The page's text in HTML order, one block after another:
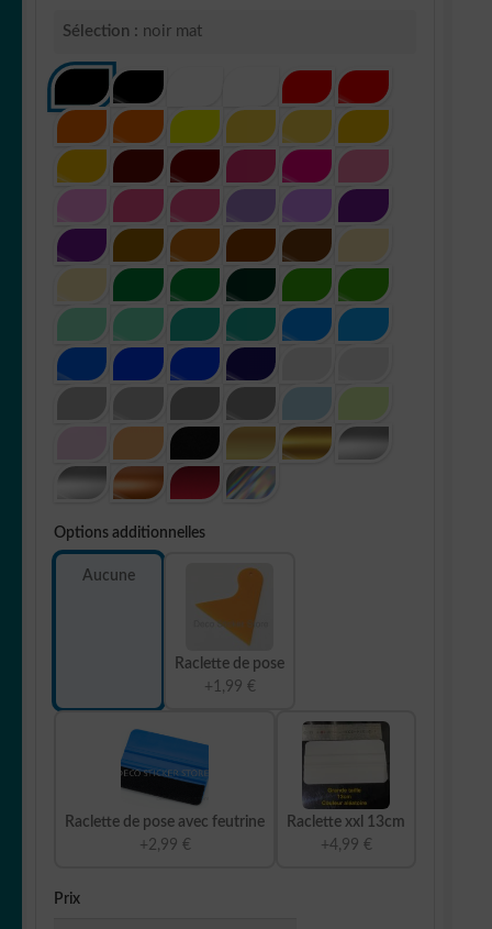
Sélection : noir mat
Options additionnelles
Aucune
Raclette de pose
+1,99 €
Raclette de pose avec feutrine
+2,99 €
Raclette xxl 13cm
+4,99 €
Prix